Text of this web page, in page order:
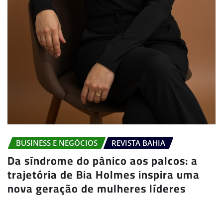
BUSINESS E NEGÓCIOS REVISTA BAHIA
Da síndrome do pânico aos palcos: a
trajetória de Bia Holmes inspira uma
nova geração de mulheres líderes